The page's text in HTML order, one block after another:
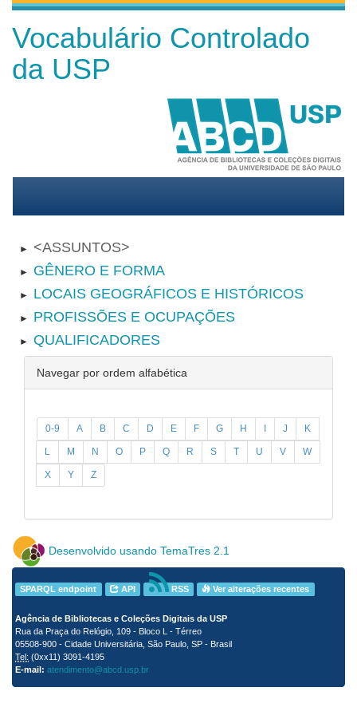
Vocabulário Controlado
da USP
► ASSUNTOS
► GÊNERO E FORMA
► LOCAIS GEOGRÁFICOS E HISTÓRICOS
► PROFISSÕES E OCUPAÇÕES
► QUALIFICADORES
Navegar por ordem alfabética
0-9 A B C D E F G H I J K
L M N O P Q R S T U V W
X Y Z
Desenvolvido usando TemaTres 2.1
SPARQL endpoint API RSS Ver alterações recentes
Agência de Bibliotecas e Coleções Digitais da USP
Rua da Praça do Relógio, 109 - Bloco L - Térreo
05508-900 - Cidade Universitária, São Paulo, SP - Brasil
Tel: (0xx11) 3091-4195
E-mail: atendimento@abcd.usp.br